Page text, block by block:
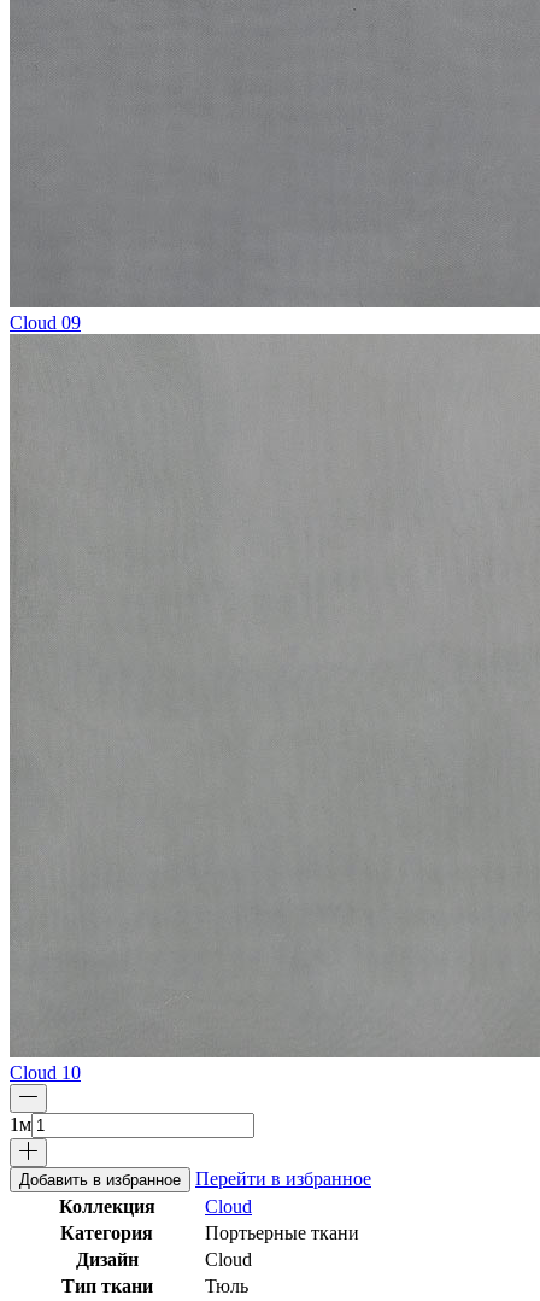
Cloud 09
Cloud 10
1м
Добавить в избранное
Перейти в избранное
Коллекция
Cloud
Категория
Портьерные ткани
Дизайн
Cloud
Тип ткани
Тюль